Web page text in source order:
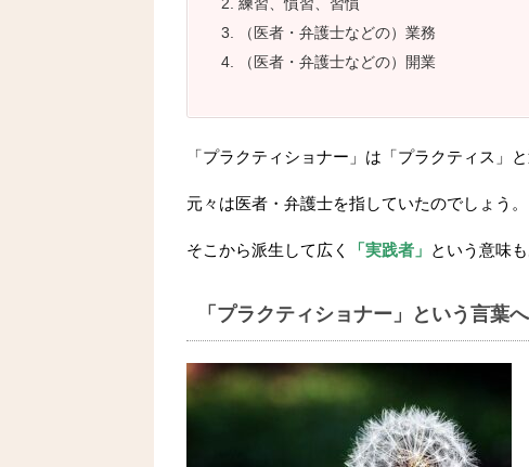
（医者・弁護士などの）業務
（医者・弁護士などの）開業
「プラクティショナー」は「プラクティス」
元々は医者・弁護士を指していたのでしょう。
そこから派生して広く 「実践者」 という意味
「プラクティショナー」という言葉